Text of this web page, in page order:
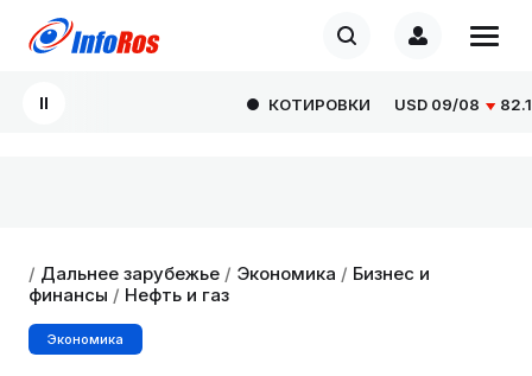
КОТИРОВКИ USD09/08
/ Дальнее зарубежье / Экономика / Бизнес и
финансы / Нефть и газ
Экономика